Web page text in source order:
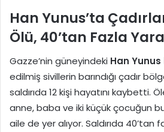
Han Yunus’ta
Ölü, 40’tan Fazla
Gazze’nin güneyindeki Han
edilmiş sivillerin barındığı çadır
saldırıda 12 kişi hayatını kaybetti.
anne, baba ve iki küçük çocuğun
aile de yer alıyor. Saldırıda 40’tan